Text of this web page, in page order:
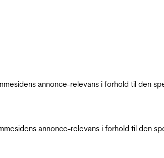
annonce-relevans i forhold til den
annonce-relevans i forhold til den